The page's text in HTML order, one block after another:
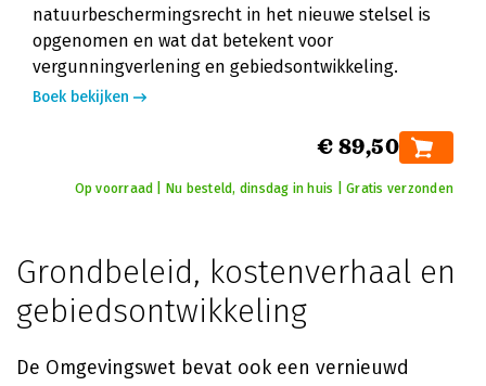
natuurbeschermingsrecht in het nieuwe stelsel is
opgenomen en wat dat betekent voor
vergunningverlening en gebiedsontwikkeling.
Boek bekijken
€ 89,50
Op voorraad | Nu besteld, dinsdag in huis | Gratis verzonden
Grondbeleid, kostenverhaal en
gebiedsontwikkeling
De Omgevingswet bevat ook een vernieuwd